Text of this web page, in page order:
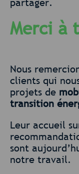
Merci à
Nous
clients qui
projets de
transition
Leur accueil
sont
notre travail.